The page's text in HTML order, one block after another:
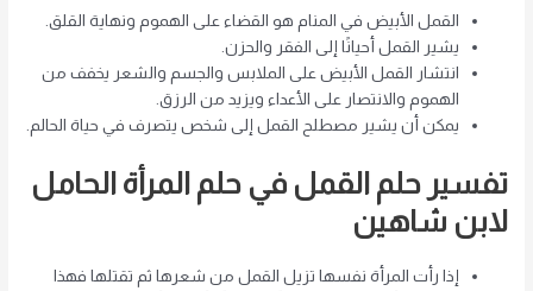
القمل الأبيض في المنام هو القضاء على الهموم ونهاية القلق.
يشير القمل أحيانًا إلى الفقر والحزن.
انتشار القمل الأبيض على الملابس والجسم والشعر يخفف من
الهموم والانتصار على الأعداء ويزيد من الرزق.
يمكن أن يشير مصطلح القمل إلى شخص يتصرف في حياة الحالم.
تفسير حلم القمل في حلم المرأة الحامل
لابن شاهين
إذا رأت المرأة نفسها تزيل القمل من شعرها ثم تقتلها فهذا